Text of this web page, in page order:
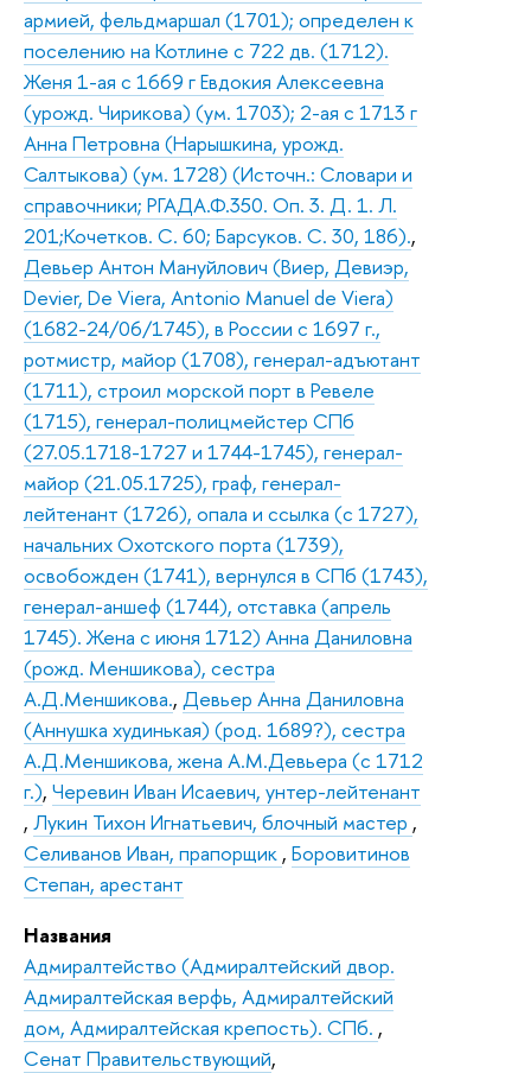
армией, фельдмаршал (1701); определен к
поселению на Котлине с 722 дв. (1712).
Женя 1-ая с 1669 г Евдокия Алексеевна
(урожд. Чирикова) (ум. 1703); 2-ая с 1713 г
Анна Петровна (Нарышкина, урожд.
Салтыкова) (ум. 1728) (Источн.: Словари и
справочники; РГАДА.Ф.350. Оп. 3. Д. 1. Л.
201;Кочетков. С. 60; Барсуков. С. 30, 186).,
Девьер Антон Мануйлович (Виер, Девиэр,
Devier, De Viera, Antonio Manuel de Viera)
(1682-24/06/1745), в России с 1697 г.,
ротмистр, майор (1708), генерал-адъютант
(1711), строил морской порт в Ревеле
(1715), генерал-полицмейстер СПб
(27.05.1718-1727 и 1744-1745), генерал-
майор (21.05.1725), граф, генерал-
лейтенант (1726), опала и ссылка (с 1727),
начальних Охотского порта (1739),
освобожден (1741), вернулся в СПб (1743),
генерал-аншеф (1744), отставка (апрель
1745). Жена с июня 1712) Анна Даниловна
(рожд. Меншикова), сестра
А.Д.Меншикова., Девьер Анна Даниловна
(Аннушка худинькая) (род. 1689?), сестра
А.Д.Меншикова, жена А.М.Девьера (с 1712
г.), Черевин Иван Исаевич, унтер-лейтенант
, Лукин Тихон Игнатьевич, блочный мастер ,
Селиванов Иван, прапорщик , Боровитинов
Степан, арестант
Названия
Адмиралтейство (Адмиралтейский двор.
Адмиралтейская верфь, Адмиралтейский
дом, Адмиралтейская крепость). СПб. ,
Сенат Правительствующий,